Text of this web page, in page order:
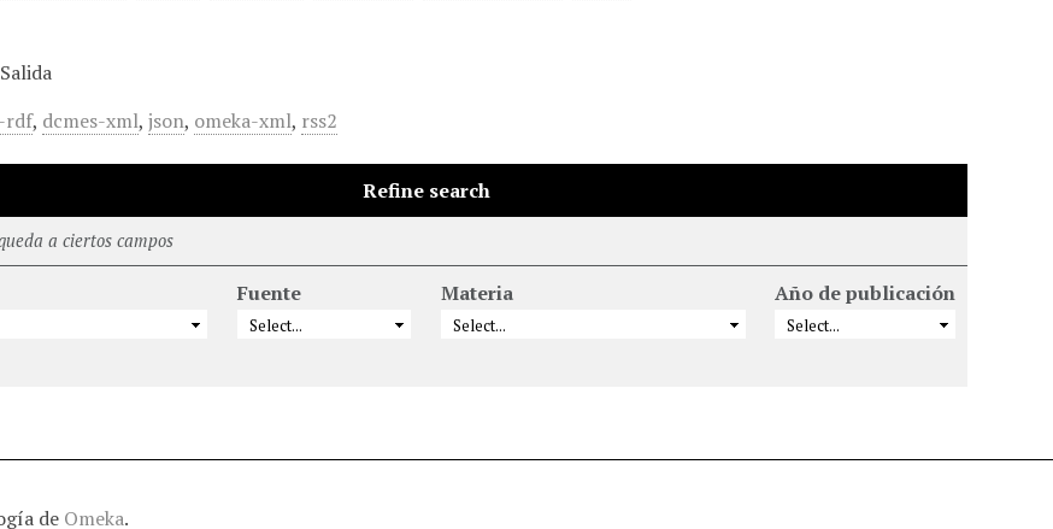
rdf, dcmes-xml,json, omeka-xml, rss2
Refine search
a ciertos campos
Fuente Materia Año de publicación
de Omeka.